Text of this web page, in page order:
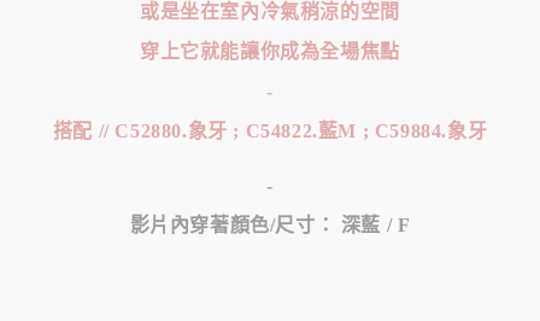
或是坐在室內冷氣稍涼的空間
穿上它就能讓你成為全場焦點
-
搭配 // C52880.象牙 ; C54822.藍M ; C59884.象牙
-
影片內穿著顏色/尺寸： 深藍 / F